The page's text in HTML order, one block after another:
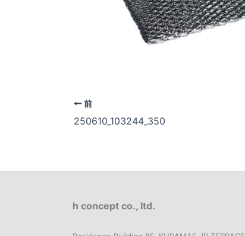
前
250610_103244_350
h concept co., ltd.